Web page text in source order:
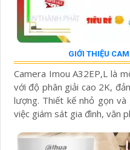
GIỚI THIỆU
Camera Imou A32EP,L là
với độ phân giải cao 2K,
lượng. Thiết kế nhỏ gọn
việc giám sát gia đình, văn